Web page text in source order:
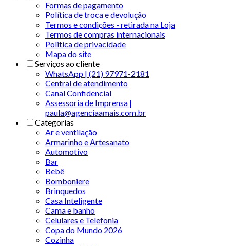
Formas de pagamento
Política de troca e devolução
Termos e condições - retirada na Loja
Termos de compras internacionais
Politica de privacidade
Mapa do site
Serviços ao cliente
WhatsApp | (21) 97971-2181
Central de atendimento
Canal Confidencial
Assessoria de Imprensa |
paula@agenciaamais.com.br
Categorias
Ar e ventilação
Armarinho e Artesanato
Automotivo
Bar
Bebê
Bomboniere
Brinquedos
Casa Inteligente
Cama e banho
Celulares e Telefonia
Copa do Mundo 2026
Cozinha